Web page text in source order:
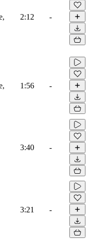
2:12 -
1:56 -
3:40 -
3:21 -